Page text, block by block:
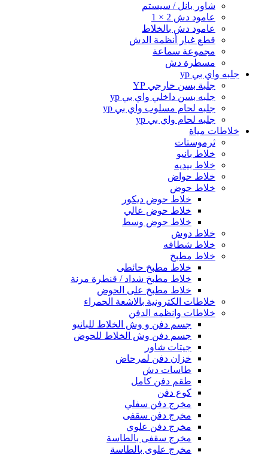
شاور بانل / سيستم
عامود دش 2 × 1
عامود دش بالخلاط
قطع غيار أنظمة الدش
مجموعة سماعة
مسطرة دش
جلبه واي بي yp
جلبة بسن خارجي YP
جلبه بسن داخلي واي بي yp
جلبه لحام مسلوب واي بي yp
جلبه لحام واي بي yp
خلاطات مياة
ثرموستات
خلاط بانيو
خلاط بيديه
خلاط حواض
خلاط حوض
خلاط حوض ديكور
خلاط حوض عالي
خلاط حوض وسط
خلاط دوش
خلاط شطافه
خلاط مطبخ
خلاط مطبخ حائطى
خلاط مطبخ شداد / قنطرة مرنة
خلاط مطبخ على الحوض
خلاطات الكترونية بالاشعة الحمراء
خلاطات وانظمه الدفن
جسم دفن و وش الخلاط للبانيو
جسم دفن وش الخلاط للحوض
جيتات شاور
خزان دفن لمرحاض
طاسات دش
طقم دفن كامل
كوع دفن
مخرج دفن سفلي
مخرج دفن سقفى
مخرج دفن علوي
مخرج سقفى بالطاسة
مخرج علوى بالطاسة